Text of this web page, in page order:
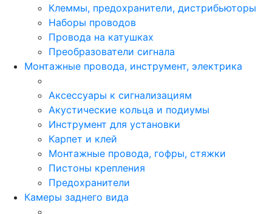
Клеммы, предохранители, дистрибьюторы
Наборы проводов
Провода на катушках
Преобразователи сигнала
Монтажные провода, инструмент, электрика
Аксессуары к сигнализациям
Акустические кольца и подиумы
Инструмент для установки
Карпет и клей
Монтажные провода, гофры, стяжки
Пистоны крепления
Предохранители
Камеры заднего вида